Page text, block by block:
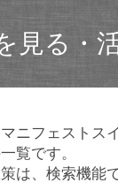
見る・
ニフェストス
覧です。
は、検索機能